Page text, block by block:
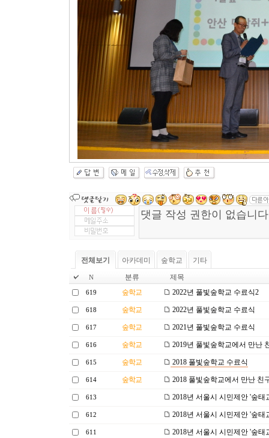
전체보기 아카데미 숲학교 기타
N 분류 제목
619 숲학교 2022년 풀빛숲학교 수료식2
618 숲학교 2022년 풀빛숲학교 수료식
617 숲학교 2021년 풀빛숲학교 수료식
616 숲학교 2019년 풀빛숲학교에서 만난
615 숲학교 2018 풀빛숲학교 수료식
614 숲학교 2018 풀빛숲학교에서 만난 친
613 2018년 서울시 시민제안 '숲
612 2018년 서울시 시민제안 '숲
611 2018년 서울시 시민제안 '숲